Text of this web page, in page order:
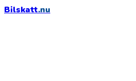
Bilskatt.nu